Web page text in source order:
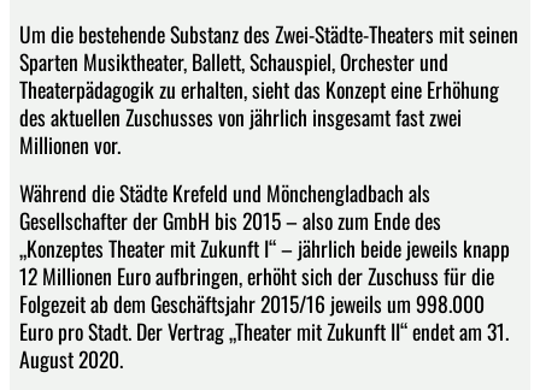
Um die bestehende Substanz des Zwei-Städte-Theaters mit seinen
Sparten Musiktheater, Ballett, Schauspiel, Orchester und
Theaterpädagogik zu erhalten, sieht das Konzept eine Erhöhung
des aktuellen Zuschusses von jährlich insgesamt fast zwei
Millionen vor.
Während die Städte Krefeld und Mönchengladbach als
Gesellschafter der GmbH bis 2015 – also zum Ende des
„Konzeptes Theater mit Zukunft I“ – jährlich beide jeweils knapp
12 Millionen Euro aufbringen, erhöht sich der Zuschuss für die
Folgezeit ab dem Geschäftsjahr 2015/16 jeweils um 998.000
Euro pro Stadt. Der Vertrag „Theater mit Zukunft II“ endet am 31.
August 2020.